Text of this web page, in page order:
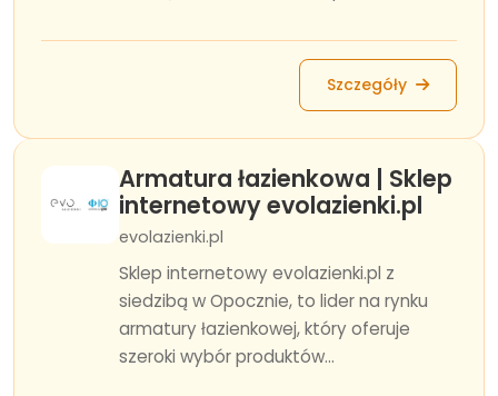
Szczegóły
Armatura łazienkowa | Sklep
internetowy evolazienki.pl
evolazienki.pl
Sklep internetowy evolazienki.pl z
siedzibą w Opocznie, to lider na rynku
armatury łazienkowej, który oferuje
szeroki wybór produktów...